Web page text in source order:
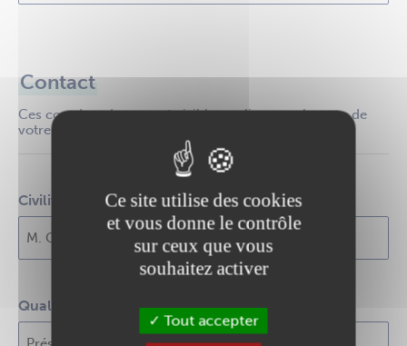
Contact
Ces coordonnées seront visibles en ligne sur la page de
votre association
Civilité, Nom et Prénom du contact
Qualité du contact
Ce site utilise des cookies
et vous donne le contrôle
sur ceux que vous
souhaitez activer
Tout accepter